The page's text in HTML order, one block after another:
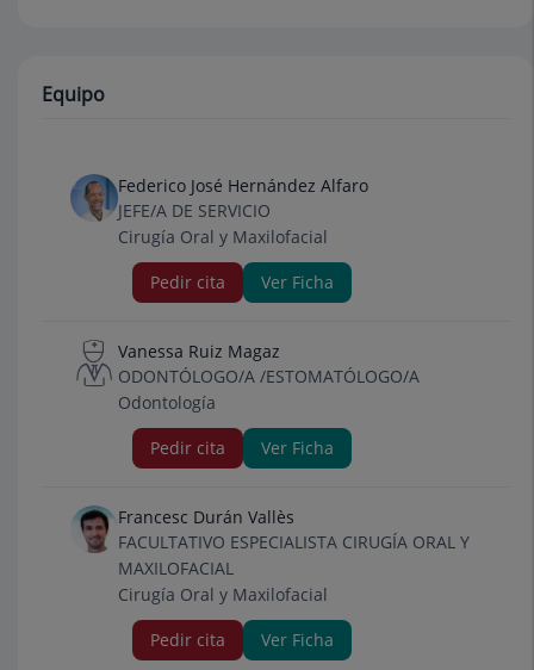
Equipo
Federico José Hernández Alfaro
JEFE/A DE SERVICIO
Cirugía Oral y Maxilofacial
Pedir cita
Ver Ficha
Vanessa Ruiz Magaz
ODONTÓLOGO/A /ESTOMATÓLOGO/A
Odontología
Pedir cita
Ver Ficha
Francesc Durán Vallès
FACULTATIVO ESPECIALISTA CIRUGÍA ORAL Y
MAXILOFACIAL
Cirugía Oral y Maxilofacial
Pedir cita
Ver Ficha